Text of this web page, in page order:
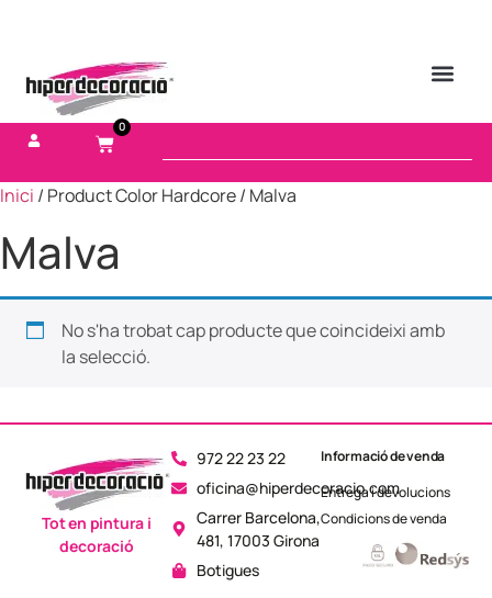
0
Inici / Product Color Hardcore / Malva
Malva
No s'ha trobat cap producte que coincideixi amb
la selecció.
972 22 23 22
oficina@hiperdecoracio.com
Carrer Barcelona,
481, 17003 Girona
Botigues
Tot en pintura i
decoració
Informació de venda
Entrega i devolucions
Condicions de venda